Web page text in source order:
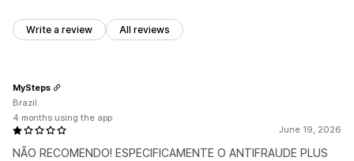
Write a review All reviews
June 19, 2026
NÃO RECOMENDO! ESPECIFICAMENTE O ANTIFRAUDE PLUS
MySteps
Brazil
4 months using the app